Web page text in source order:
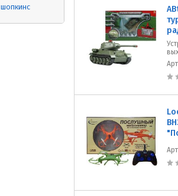
шопкинс